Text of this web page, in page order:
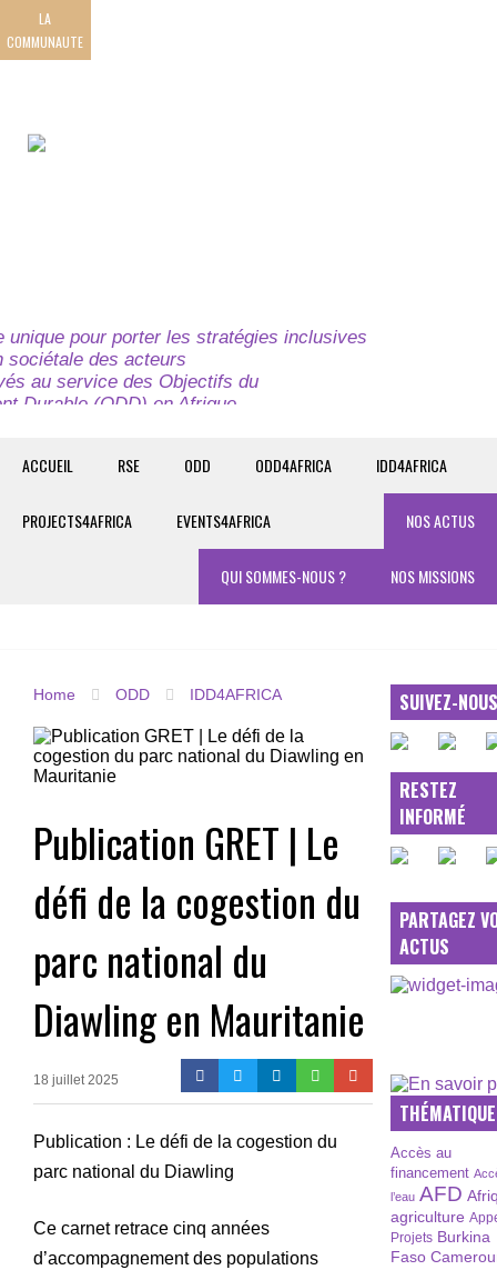
LA
COMMUNAUTE
unique pour porter les stratégies inclusives
sociétale des acteurs
au service des Objectifs du
Durable (ODD) en Afrique.
ACCUEIL RSE ODD ODD4AFRICA IDD4AFRICA
PROJECTS4AFRICA EVENTS4AFRICA NOS ACTUS
NOS MISSIONS
QUI SOMMES-NOUS ?
Home ODD IDD4AFRICA
Publication GRET | Le
défi de la cogestion du
parc national du
Diawling en Mauritanie
18 juillet 2025
Publication : Le défi de la cogestion du
parc national du Diawling
Ce carnet retrace cinq années
d’accompagnement des populations
SUIVEZ-
RESTEZ
INFORMÉ
PARTAGEZ
ACTUS
Accès au
financement
l’eau AFD
agriculture
Projets Burkina
Faso